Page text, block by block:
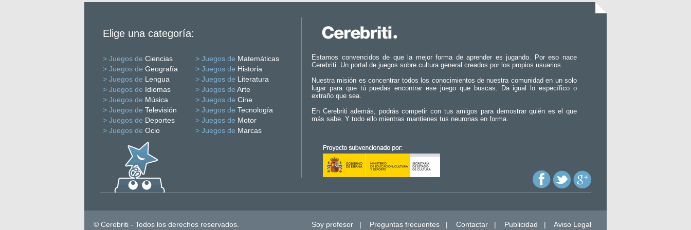
Elige una categoría:
> Juegos de Ciencias > Juegos de Matemáticas
> Juegos de Geografía > Juegos de Historia
> Juegos de Lengua > Juegos de Literatura
> Juegos de Idiomas > Juegos de Arte
> Juegos de Música > Juegos de Cine
> Juegos de Televisión > Juegos de Tecnología
> Juegos de Deportes > Juegos de Motor
> Juegos de Ocio > Juegos de Marcas
Estamos convencidos de que la mejor forma de aprender es jugando. Por eso nace
Cerebriti. Un portal de juegos sobre cultura general creados por los propios usuarios.
Nuestra misión es concentrar todos los conocimientos de nuestra comunidad en un solo
lugar para que tú puedas encontrar ese juego que buscas. Da igual lo específico o
extraño que sea.
En Cerebriti además, podrás competir con tus amigos para demostrar quién es el que
más sabe. Y todo ello mientras mantienes tus neuronas en forma.
© Cerebriti - Todos los derechos reservados. Soy profesor | Preguntas frecuentes | Contactar | Publicidad | Aviso Legal